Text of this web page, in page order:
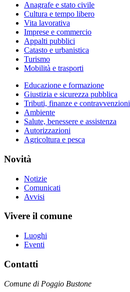
Anagrafe e stato civile
Cultura e tempo libero
Vita lavorativa
Imprese e commercio
Appalti pubblici
Catasto e urbanistica
Turismo
Mobilità e trasporti
Educazione e formazione
Giustizia e sicurezza pubblica
Tributi, finanze e contravvenzioni
Ambiente
Salute, benessere e assistenza
Autorizzazioni
Agricoltura e pesca
Novità
Notizie
Comunicati
Avvisi
Vivere il comune
Luoghi
Eventi
Contatti
Comune di Poggio Bustone